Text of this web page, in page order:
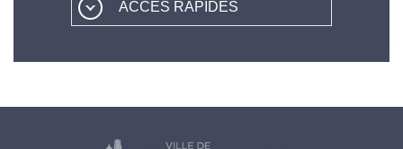
ACCÈS RAPIDES